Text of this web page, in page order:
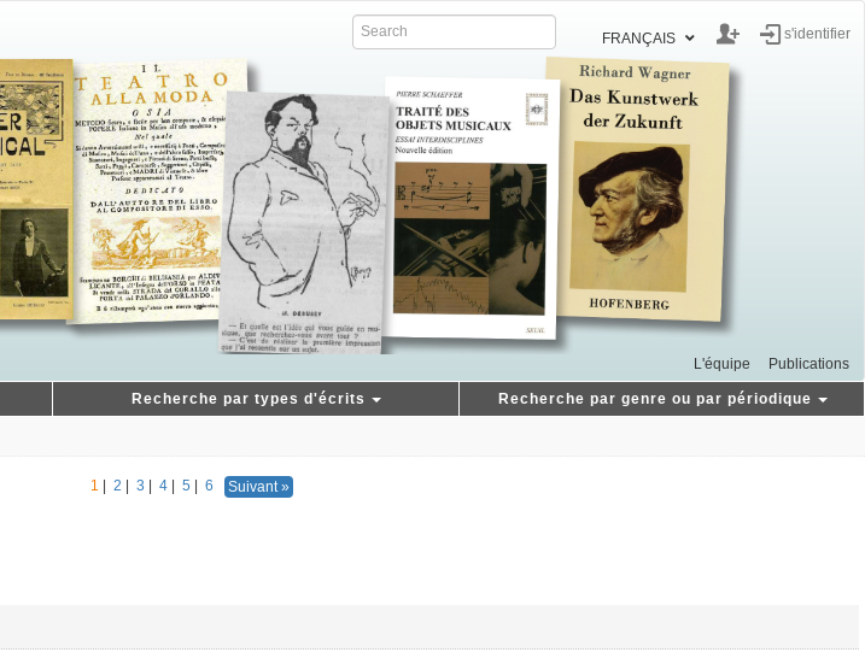
FRANÇAIS s'identifier
L'équipe Publications
Recherche par types d'écrits Recherche par genre ou par périodique
1 2 3 4 5 6 Suivant »